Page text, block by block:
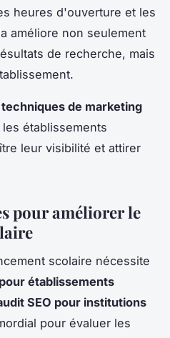
heures d'ouverture et les
améliore non seulement
de recherche, mais
techniques de marketing
les établissements
leur visibilité et attirer
pour améliorer le
scolaire nécessite
établissements
SEO pour institutions
pour évaluer les